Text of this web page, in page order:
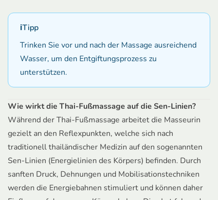
ℹ️Tipp
Trinken Sie vor und nach der Massage ausreichend
Wasser, um den Entgiftungsprozess zu
unterstützen.
Wie wirkt die Thai-Fußmassage auf die Sen-Linien?
Während der Thai-Fußmassage arbeitet die Masseurin
gezielt an den Reflexpunkten, welche sich nach
traditionell thailändischer Medizin auf den sogenannten
Sen-Linien (Energielinien des Körpers) befinden. Durch
sanften Druck, Dehnungen und Mobilisationstechniken
werden die Energiebahnen stimuliert und können daher